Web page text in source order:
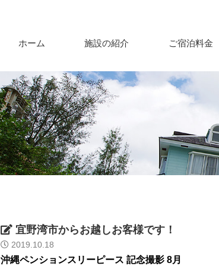
ホーム 施設の紹介 ご宿泊料金
宜野湾市からお越しお客様です！
2019.10.18
沖縄ペンションスリーピース 記念撮影 8月